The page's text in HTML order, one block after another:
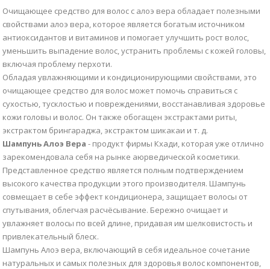
Очищающее средство для волос с алоэ вера обладает полезными
свойствами алоэ вера, которое является богатым источником
антиоксидантов и витаминов и помогает улучшить рост волос,
уменьшить выпадение волос, устранить проблемы с кожей головы,
включая проблему перхоти.
Обладая увлажняющими и кондиционирующими свойствами, это
очищающее средство для волос может помочь справиться с
сухостью, тусклостью и повреждениями, восстанавливая здоровье
кожи головы и волос. Он также обогащен экстрактами риты,
экстрактом брингараджа, экстрактом шикакаи и т. д.
Шампунь Алоэ Вера - продукт фирмы Кхади, которая уже отлично
зарекомендовала себя на рынке аюрведической косметики.
Представленное средство является полным подтверждением
высокого качества продукции этого производителя. Шампунь
совмещает в себе эффект кондиционера, защищает волосы от
спутывания, облегчая расчёсывание. Бережно очищает и
увлажняет волосы по всей длине, придавая им шелковистость и
привлекательный блеск.
Шампунь Алоэ вера, включающий в себя идеальное сочетание
натуральных и самых полезных для здоровья волос компонентов,